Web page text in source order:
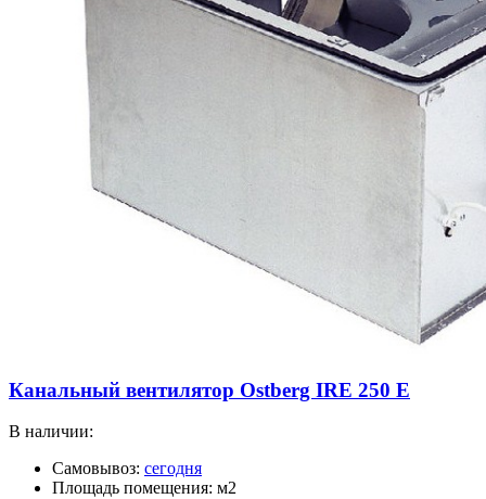
Канальный вентилятор Ostberg IRE 250 E
В наличии:
Самовывоз: сегодня
Площадь помещения: м2